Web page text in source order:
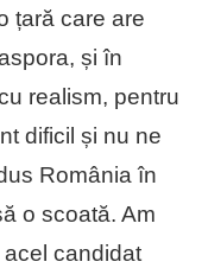
țară care are
și în
realism, pentru
dificil și nu ne
România în
o scoată. Am
candidat